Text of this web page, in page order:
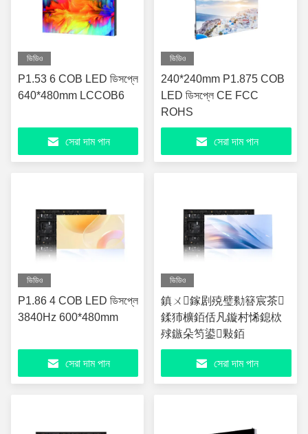
ভিডিও
P1.53 6 COB LED ডিসপ্লে
640*480mm LCCOB6
সেরা দাম পান
ভিডিও
240*240mm P1.875 COB
LED ডিসপ্লে CE FCC
ROHS
সেরা দাম পান
ভিডিও
P1.86 4 COB LED ডিসপ্লে
3840Hz 600*480mm
সেরা দাম পান
ভিডিও
鎮ㄨ鎵剧殑璧勬簮宸茶
鍒犻櫎銆佸凡鏇村悕鎴栨
殏鏃朵笉鍙敤銆
সেরা দাম পান